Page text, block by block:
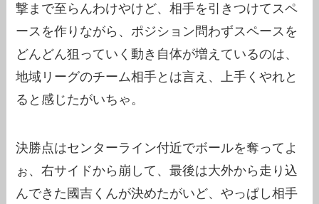
撃まで至らんわけやけど、相手を引きつけてスペ
ースを作りながら、ポジション問わずスペースを
どんどん狙っていく動き自体が増えているのは、
地域リーグのチーム相手とは言え、上手くやれと
ると感じたがいちゃ。
決勝点はセンターライン付近でボールを奪ってよ
ぉ、右サイドから崩して、最後は大外から走り込
んできた國吉くんが決めたがいど、やっぱし相手